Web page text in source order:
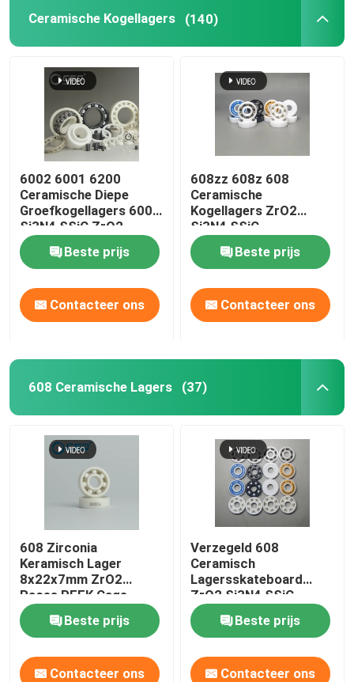
Zirconiumdioxyde Ceramisch Lager
Het mechanische Verzegelen
Ceramische Kogellagers (140)
6002 6001 6200
Ceramische Diepe
Groefkogellagers 6000
Si3N4 SSiC ZrO2
Beste prijs
Contacteer ons
608zz 608z 608
Ceramische
Kogellagers ZrO2
Si3N4 SSiC
Beste prijs
Contacteer ons
608 Ceramische Lagers (37)
608 Zirconia
Keramisch Lager
8x22x7mm ZrO2
Races PEEK Cage
ABEC3
Beste prijs
Contacteer ons
Verzegeld 608
Ceramisch
Lagersskateboard
ZrO2 Si3N4 SSiC
Beste prijs
Contacteer ons